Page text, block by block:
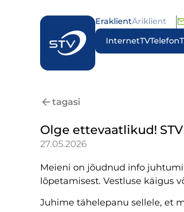
EraklientÄriklient
InternetTVTelefon
tagasi
Olge ettevaatlikud!
27.05.2026
Meieni on jõudnud info
lõpetamisest. Vestluse käigus
Juhime tähelepanu sellele, et